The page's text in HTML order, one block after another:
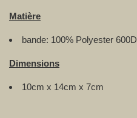
Matière
bande: 100% Polyester 600D
Dimensions
10cm x 14cm x 7cm